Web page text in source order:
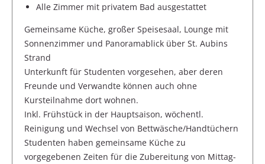
Alle Zimmer mit privatem Bad ausgestattet
Gemeinsame Küche, großer Speisesaal, Lounge mit
Sonnenzimmer und Panoramablick über St. Aubins
Strand
Unterkunft für Studenten vorgesehen, aber deren
Freunde und Verwandte können auch ohne
Kursteilnahme dort wohnen.
Inkl. Frühstück in der Hauptsaison, wöchentl.
Reinigung und Wechsel von Bettwäsche/Handtüchern
Studenten haben gemeinsame Küche zu
vorgegebenen Zeiten für die Zubereitung von Mittag-